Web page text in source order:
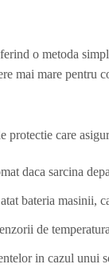
o metoda
mai mare pentru
protectie care
daca sarcina
bateria masinii,
de
in cazul unui